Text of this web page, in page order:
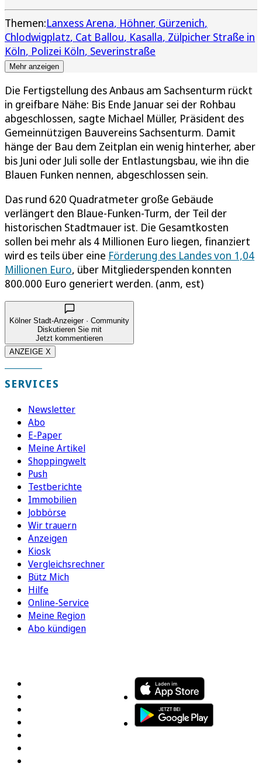
Themen:Lanxess Arena Höhner Gürzenich
Chlodwigplatz Cat Ballou Kasalla Zülpicher Straße in
Köln Polizei Köln Severinstraße
Mehr anzeigen
Die Fertigstellung des Anbaus am Sachsenturm rückt
in greifbare Nähe: Bis Ende Januar sei der Rohbau
abgeschlossen, sagte Michael Müller, Präsident des
Gemeinnützigen Bauvereins Sachsenturm. Damit
hänge der Bau dem Zeitplan ein wenig hinterher, aber
bis Juni oder Juli solle der Entlastungsbau, wie ihn die
Blauen Funken nennen, abgeschlossen sein.
Das rund 620 Quadratmeter große Gebäude
verlängert den Blaue-Funken-Turm, der Teil der
historischen Stadtmauer ist. Die Gesamtkosten
sollen bei mehr als 4 Millionen Euro liegen, finanziert
wird es teils über eine Förderung des Landes von 1,04
Millionen Euro, über Mitgliederspenden konnten
800.000 Euro generiert werden. (anm, est)
Kölner Stadt-Anzeiger · Community
Diskutieren Sie mit
Jetzt kommentieren
ANZEIGE X
SERVICES
Newsletter
Abo
E-Paper
Meine Artikel
Shoppingwelt
Push
Testberichte
Immobilien
Jobbörse
Wir trauern
Anzeigen
Kiosk
Vergleichsrechner
Bütz Mich
Hilfe
Online-Service
Meine Region
Abo kündigen